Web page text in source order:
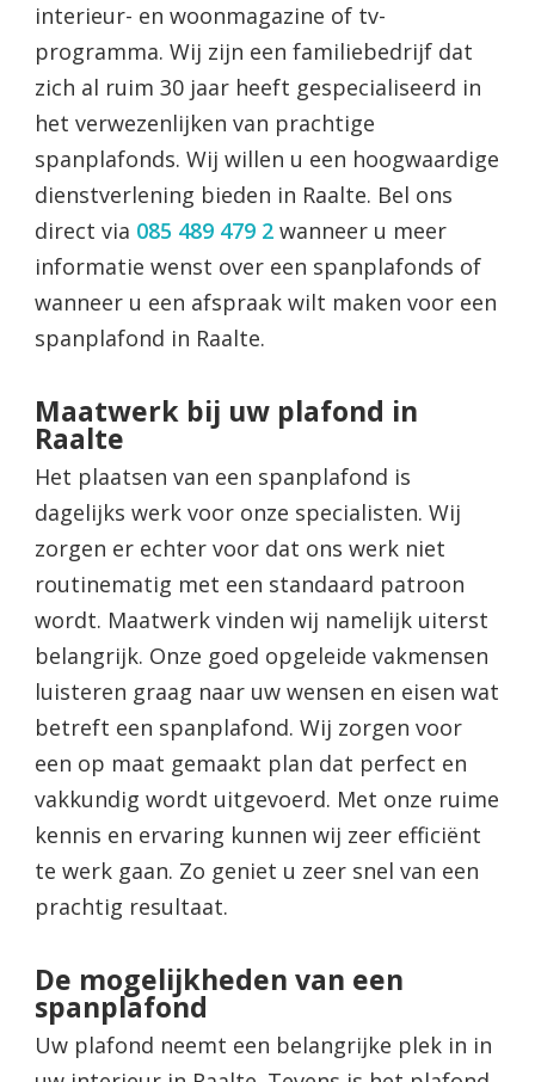
interieur- en woonmagazine of tv-
programma. Wij zijn een familiebedrijf dat
zich al ruim 30 jaar heeft gespecialiseerd in
het verwezenlijken van prachtige
spanplafonds. Wij willen u een hoogwaardige
dienstverlening bieden in Raalte. Bel ons
direct via 085 489 479 2 wanneer u meer
informatie wenst over een spanplafonds of
wanneer u een afspraak wilt maken voor een
spanplafond in Raalte.
Maatwerk bij uw plafond in
Raalte
Het plaatsen van een spanplafond is
dagelijks werk voor onze specialisten. Wij
zorgen er echter voor dat ons werk niet
routinematig met een standaard patroon
wordt. Maatwerk vinden wij namelijk uiterst
belangrijk. Onze goed opgeleide vakmensen
luisteren graag naar uw wensen en eisen wat
betreft een spanplafond. Wij zorgen voor
een op maat gemaakt plan dat perfect en
vakkundig wordt uitgevoerd. Met onze ruime
kennis en ervaring kunnen wij zeer efficiënt
te werk gaan. Zo geniet u zeer snel van een
prachtig resultaat.
De mogelijkheden van een
spanplafond
Uw plafond neemt een belangrijke plek in in